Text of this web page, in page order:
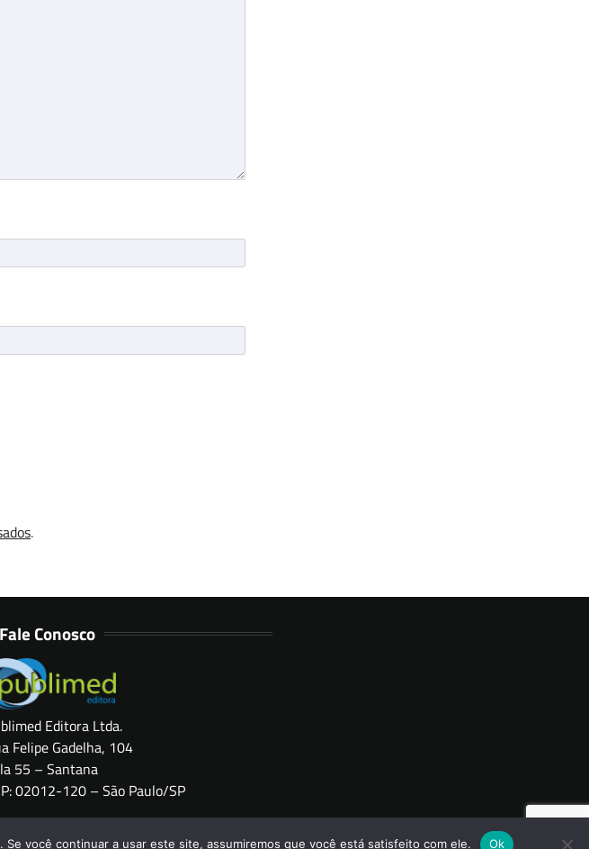
.
Fale Conosco
Editora Ltda.
Felipe Gadelha, 104
55 – Santana
02012-120 – São Paulo/SP
você continuar a usar este site, assumiremos que você está satisfeito com ele. Ok